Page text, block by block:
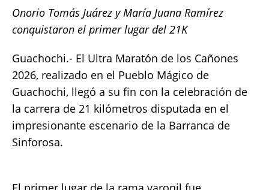
b
o
o
k
r A
p
p
Li
n
k
Onorio Tomás Juárez y María Juana Ramírez
conquistaron el primer lugar del 21K
Guachochi.- El Ultra Maratón de los Cañones
2026, realizado en el Pueblo Mágico de
Guachochi, llegó a su fin con la celebración de
la carrera de 21 kilómetros disputada en el
impresionante escenario de la Barranca de
Sinforosa.